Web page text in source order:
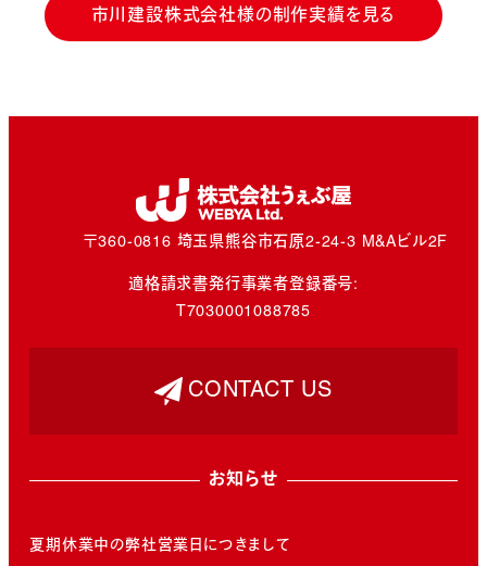
市川建設株式会社様の制作実績を見る
〒360-0816 埼玉県熊谷市石原2-24-3 M&Aビル2F
適格請求書発行事業者登録番号:
T7030001088785
CONTACT US
お知らせ
夏期休業中の弊社営業日につきまして